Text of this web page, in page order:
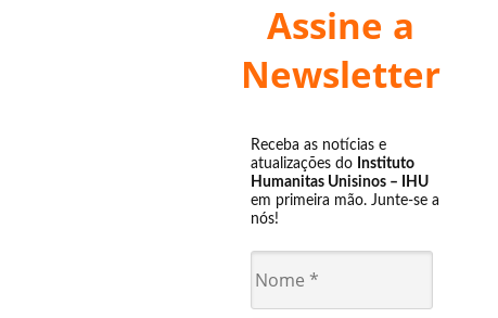
Assine a
Newsletter
Receba as notícias e
atualizações do Instituto
Humanitas Unisinos – IHU
em primeira mão. Junte-se a
nós!